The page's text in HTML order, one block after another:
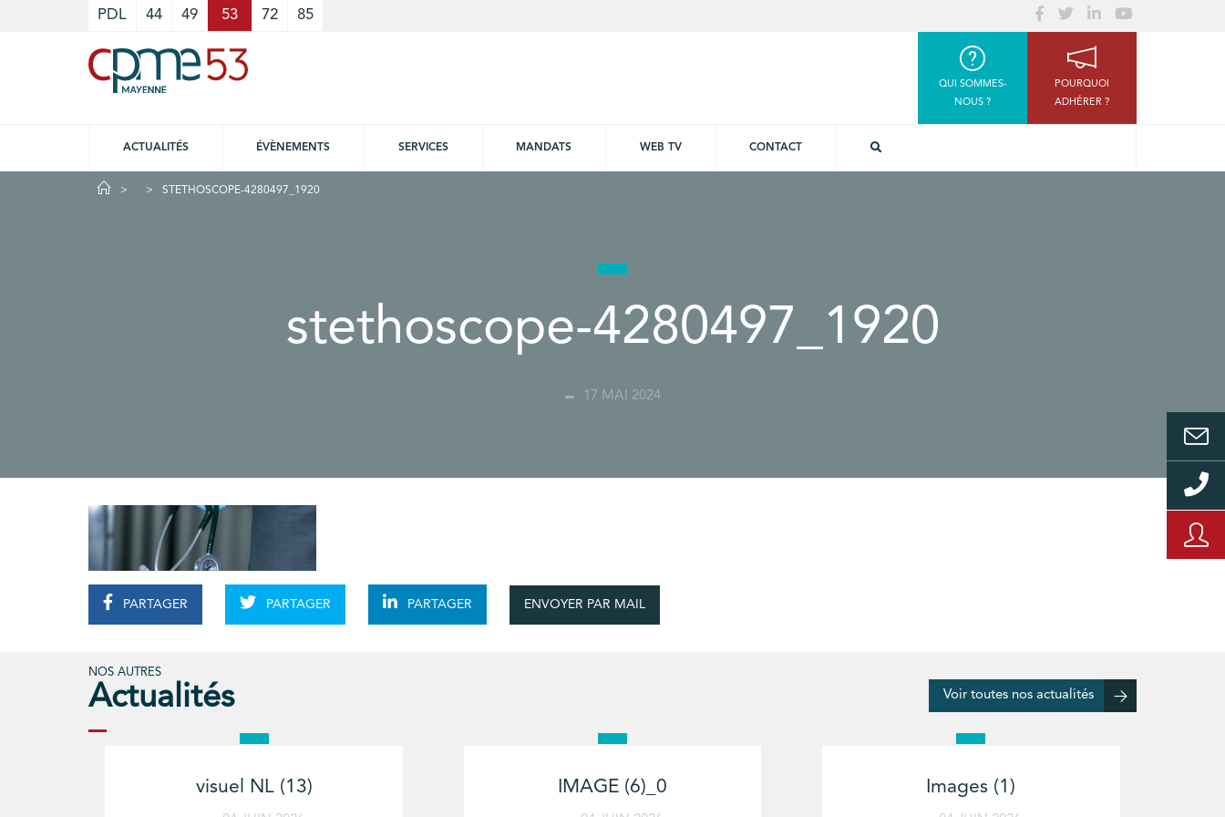
PDL 44 49 53 72 85
QUI SOMMES-
NOUS ?
POURQUOI
ADHÉRER ?
ACTUALITÉS ÉVÈNEMENTS SERVICES MANDATS WEB TV CONTACT
STETHOSCOPE-4280497_1920
stethoscope-4280497_1920
17 MAI 2024
PARTAGER PARTAGER PARTAGER ENVOYER PAR MAIL
NOS AUTRES
Actualités Voir toutes nos actualités
visuel NL (13) IMAGE (6)_0 Images (1)
Cookies management panel